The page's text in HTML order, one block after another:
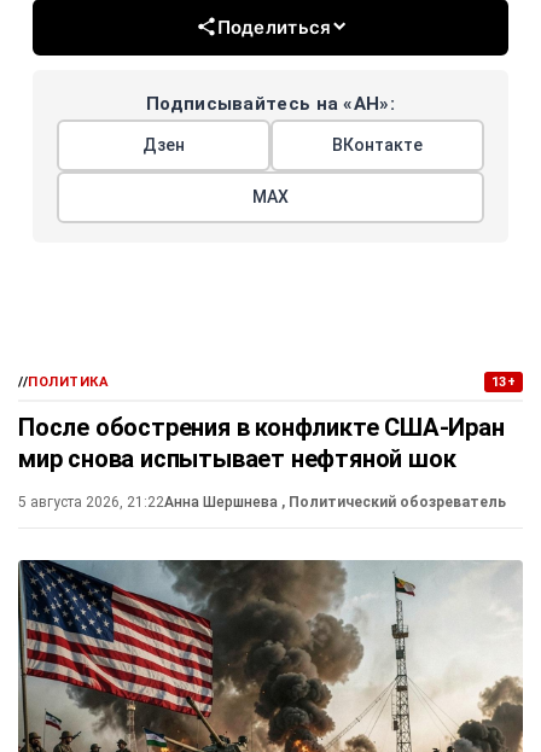
Поделиться
Подписывайтесь на «АН»:
Дзен ВКонтакте
МАХ
//ПОЛИТИКА 13+
После обострения в конфликте США-Иран
мир снова испытывает нефтяной шок
5 августа 2026, 21:22Анна Шершнева , Политический обозреватель